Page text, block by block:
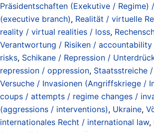
Präsidentschaften (Exekutive / Regime)
(executive branch), Realität / virtuelle
reality / virtual realities / loss,
Verantwortung / Risiken /
risks, Schikane / Repression /
repression / oppression, Staatsstreiche
Versuche / Invasionen (Angriffskriege /
coups / attempts / regime changes /
(aggressions / interventions), Ukraine,
internationales Recht / international law,